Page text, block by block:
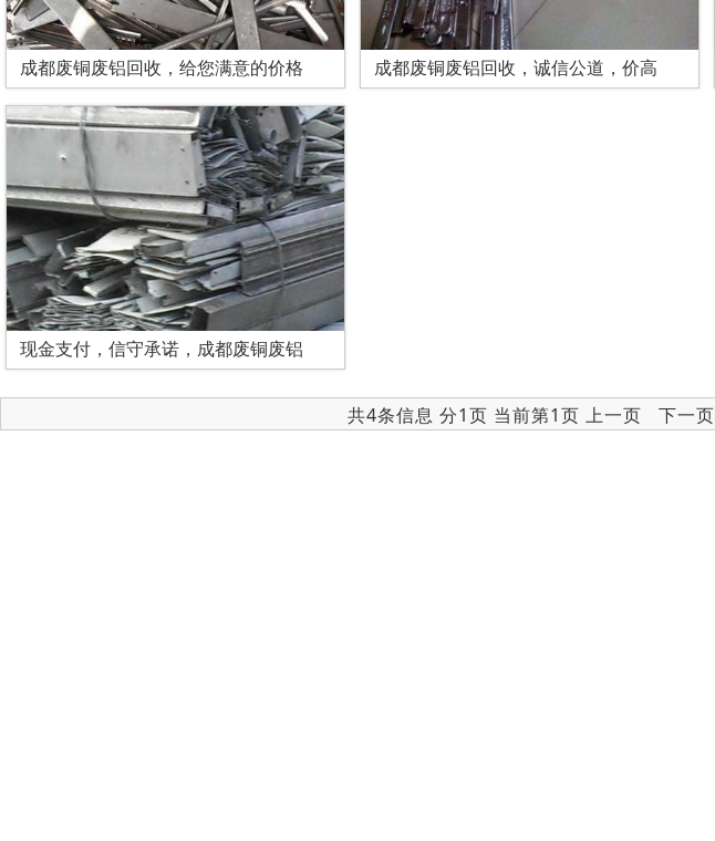
成都废铜废铝回收，给您满意的价格 成都废铜废铝回收，诚信公道，价高
现金支付，信守承诺，成都废铜废铝
共4条信息 分1页 当前第1页 上一页 下一页